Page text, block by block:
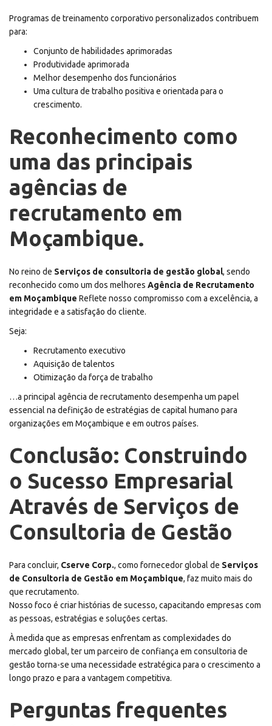
Programas de treinamento corporativo personalizados contribuem
para:
Conjunto de habilidades aprimoradas
Produtividade aprimorada
Melhor desempenho dos funcionários
Uma cultura de trabalho positiva e orientada para o
crescimento.
Reconhecimento como
uma das principais
agências de
recrutamento em
Moçambique.
No reino de Serviços de consultoria de gestão global, sendo
reconhecido como um dos melhores Agência de Recrutamento
em Moçambique Reflete nosso compromisso com a excelência, a
integridade e a satisfação do cliente.
Seja:
Recrutamento executivo
Aquisição de talentos
Otimização da força de trabalho
…a principal agência de recrutamento desempenha um papel
essencial na definição de estratégias de capital humano para
organizações em Moçambique e em outros países.
Conclusão: Construindo
o Sucesso Empresarial
Através de Serviços de
Consultoria de Gestão
Para concluir, Cserve Corp., como fornecedor global de Serviços
de Consultoria de Gestão em Moçambique, faz muito mais do
que recrutamento.
Nosso foco é criar histórias de sucesso, capacitando empresas com
as pessoas, estratégias e soluções certas.
À medida que as empresas enfrentam as complexidades do
mercado global, ter um parceiro de confiança em consultoria de
gestão torna-se uma necessidade estratégica para o crescimento a
longo prazo e para a vantagem competitiva.
Perguntas frequentes